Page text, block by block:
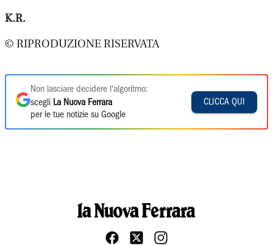
K.R.
© RIPRODUZIONE RISERVATA
Non lasciare decidere l'algoritmo:
scegli La Nuova Ferrara
per le tue notizie su Google
CLICCA QUI